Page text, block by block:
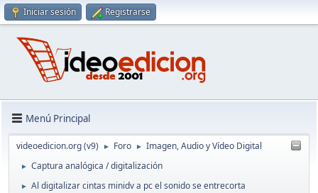
Iniciar sesión Registrarse
Menú Principal
videoedicion.org (v9) ► Foro ► Imagen, Audio y Vídeo Digital
► Captura analógica / digitalización
► Al digitalizar cintas minidv a pc el sonido se entrecorta